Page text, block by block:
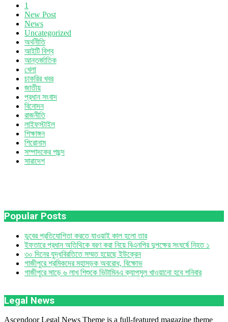
1
New Post
News
Uncategorized
অর্থনীতি
আইটি বিশ্ব
আন্তর্জাতিক
খেলা
চাকরির খবর
জাতীয়
প্রধান সংবাদ
বিনোদন
রাজনীতি
লাইফস্টাইল
শিক্ষাঙ্গন
শিরোনাম
সম্পাদকের পছন্দ
সারাদেশ
Popular Posts
ডুবের প্রতিযোগিতা করতে যাওয়াই কাল হলো তার
ইফতারে প্রধান অতিথিকে বরণ করা নিয়ে বিএনপির দুপক্ষের সংঘর্ষে নিহত ১
৩০ দিনের যুদ্ধবিরতিতে সম্মত হয়েছে ইউক্রেন
গাজীপুরে শ্রমিকদের মহাসড়ক অবরোধ, বিক্ষোভ
গাজীপুরে সাড়ে ৬ লাখ শিশুকে ভিটামিনএ ক্যাপসুল খাওয়ানো হবে শনিবার
Legal News
Ascendoor Legal News Theme is a full-featured magazine theme